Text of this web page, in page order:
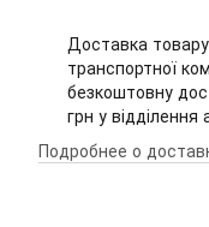
Доставка
транспортної
безкоштовну
грн у
Подробнее о